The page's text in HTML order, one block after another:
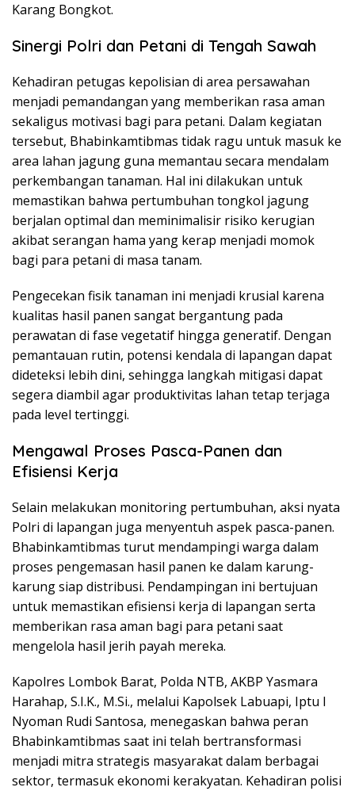
Karang Bongkot.
Sinergi Polri dan Petani di Tengah Sawah
Kehadiran petugas kepolisian di area persawahan
menjadi pemandangan yang memberikan rasa aman
sekaligus motivasi bagi para petani. Dalam kegiatan
tersebut, Bhabinkamtibmas tidak ragu untuk masuk ke
area lahan jagung guna memantau secara mendalam
perkembangan tanaman. Hal ini dilakukan untuk
memastikan bahwa pertumbuhan tongkol jagung
berjalan optimal dan meminimalisir risiko kerugian
akibat serangan hama yang kerap menjadi momok
bagi para petani di masa tanam.
Pengecekan fisik tanaman ini menjadi krusial karena
kualitas hasil panen sangat bergantung pada
perawatan di fase vegetatif hingga generatif. Dengan
pemantauan rutin, potensi kendala di lapangan dapat
dideteksi lebih dini, sehingga langkah mitigasi dapat
segera diambil agar produktivitas lahan tetap terjaga
pada level tertinggi.
Mengawal Proses Pasca-Panen dan
Efisiensi Kerja
Selain melakukan monitoring pertumbuhan, aksi nyata
Polri di lapangan juga menyentuh aspek pasca-panen.
Bhabinkamtibmas turut mendampingi warga dalam
proses pengemasan hasil panen ke dalam karung-
karung siap distribusi. Pendampingan ini bertujuan
untuk memastikan efisiensi kerja di lapangan serta
memberikan rasa aman bagi para petani saat
mengelola hasil jerih payah mereka.
Kapolres Lombok Barat, Polda NTB, AKBP Yasmara
Harahap, S.I.K., M.Si., melalui Kapolsek Labuapi, Iptu I
Nyoman Rudi Santosa, menegaskan bahwa peran
Bhabinkamtibmas saat ini telah bertransformasi
menjadi mitra strategis masyarakat dalam berbagai
sektor, termasuk ekonomi kerakyatan. Kehadiran polisi